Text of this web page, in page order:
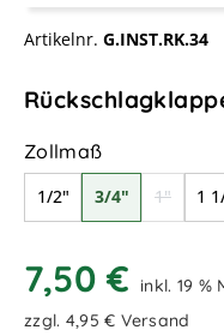
Artikelnr. G.INST.RK.34
Zollmaßauswählen
1/2" 3/4" 1"(Diese
1
7,50 €
inkl. 19 %
zzgl. 4,95 € Versand